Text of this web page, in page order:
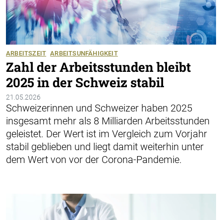
ARBEITSZEIT ARBEITSUNFÄHIGKEIT
Zahl der Arbeitsstunden bleibt
2025 in der Schweiz stabil
21.05.2026
Schweizerinnen und Schweizer haben 2025
insgesamt mehr als 8 Milliarden Arbeitsstunden
geleistet. Der Wert ist im Vergleich zum Vorjahr
stabil geblieben und liegt damit weiterhin unter
dem Wert von vor der Corona-Pandemie.